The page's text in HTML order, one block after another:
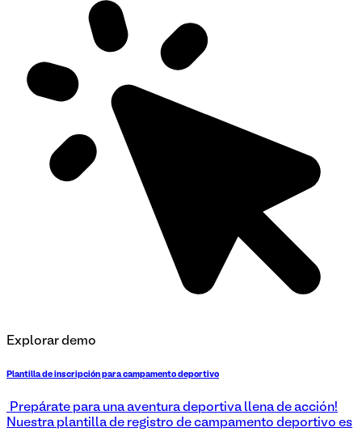
Explorar demo
Plantilla de inscripción para campamento deportivo
¡Prepárate para una aventura deportiva llena de acción!
Nuestra plantilla de registro de campamento deportivo es